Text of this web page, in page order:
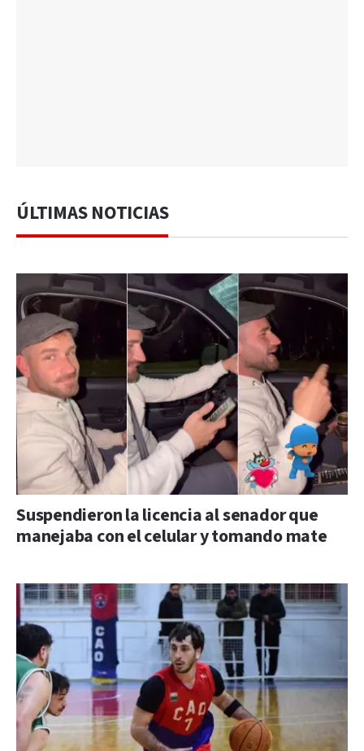
ÚLTIMAS NOTICIAS
Suspendieron la licencia al senador que
manejaba con el celular y tomando mate